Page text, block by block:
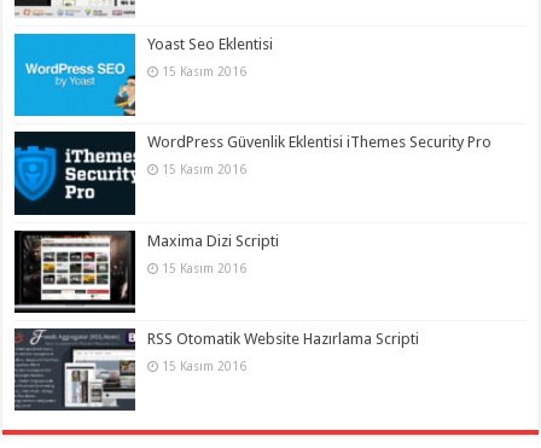
Yoast Seo Eklentisi
15 Kasım 2016
WordPress Güvenlik Eklentisi iThemes Security Pro
15 Kasım 2016
Maxima Dizi Scripti
15 Kasım 2016
RSS Otomatik Website Hazırlama Scripti
15 Kasım 2016